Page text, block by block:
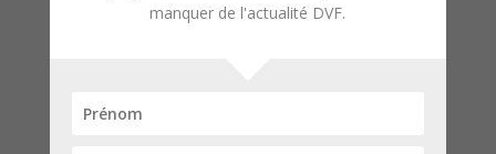
manquer de l'actualité DVF.